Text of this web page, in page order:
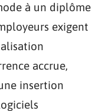
à un diplôme
exigent
accrue,
insertion